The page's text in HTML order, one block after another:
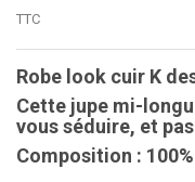
TTC
Robe look cuir K
Cette jupe mi-
vous séduire, et
Composition :